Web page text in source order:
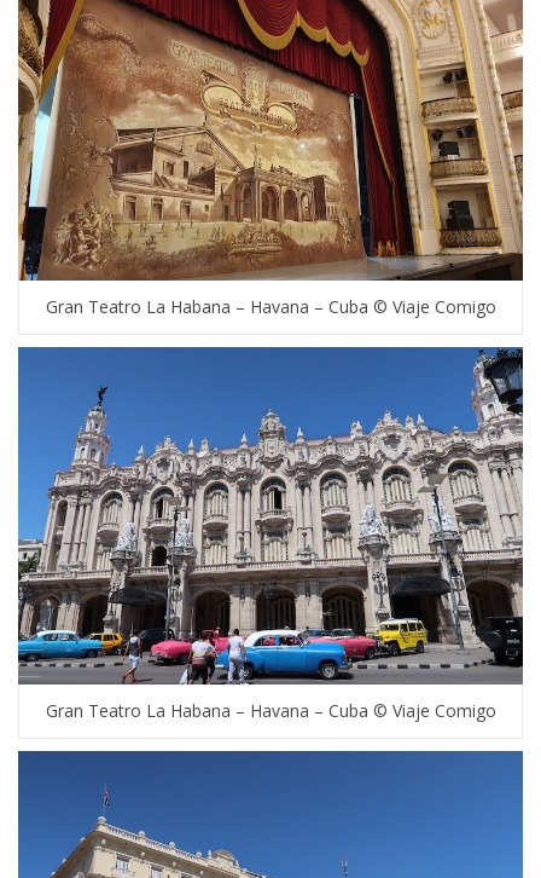
Gran Teatro La Habana – Havana – Cuba © Viaje Comigo
Gran Teatro La Habana – Havana – Cuba © Viaje Comigo